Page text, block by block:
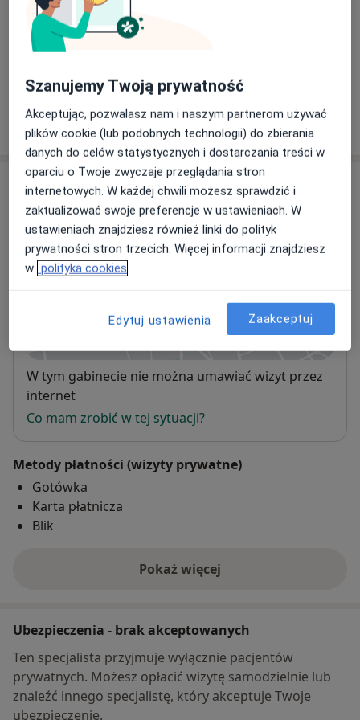
Badanie prenatalne/USG II i III trymestru
450 zł Szczegóły
+ 8 usług
W jaki sposób ustalane są ceny?
Adres
Poradnia MichalakMed, Gabinet
położniczo-ginekologiczny.
Henryka Sienkiewicza 81/3 lok 6, Sienkiewicza
150Białystok
Powiększ mapęotwiera się w nowej karcie
Dostępność
W tym gabinecie nie można umawiać wizyt przez
internet
Co mam zrobić w tej sytuacji?
Metody płatności (wizyty prywatne)
Gotówka
Karta płatnicza
Blik
Pokaż więcej
o adresie
Ubezpieczenia - brak akceptowanych
Ten specjalista przyjmuje wyłącznie pacjentów
prywatnych. Możesz opłacić wizytę samodzielnie lub
znaleźć innego specjalistę, który akceptuje Twoje
ubezpieczenie.
Szanujemy Twoją prywatność
Akceptując, pozwalasz nam i naszym partnerom używać
plików cookie (lub podobnych technologii) do zbierania
danych do celów statystycznych i dostarczania treści w
oparciu o Twoje zwyczaje przeglądania stron
internetowych. W każdej chwili możesz sprawdzić i
zaktualizować swoje preferencje w ustawieniach. W
ustawieniach znajdziesz również linki do polityk
prywatności stron trzecich. Więcej informacji znajdziesz
w polityka cookies
Edytuj ustawienia Zaakceptuj